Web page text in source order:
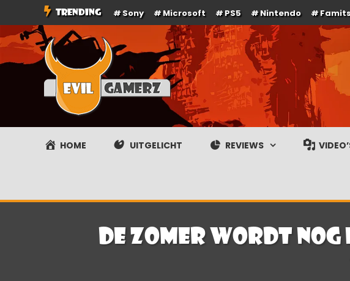
naar
de
TRENDING Sony Microsoft PS5 Nintendo
Evilgamerz
Het meest interessante game nieuws, reviews, coverage en gameplay
HOME UITGELICHT REVIEWS
De zomer wordt